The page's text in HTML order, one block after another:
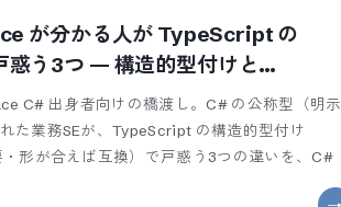
が分かる人が TypeScript の
う3つ — 構造的型付けと
要の世界
C# 出身者向けの橋渡し。C# の公称型（明示
た業務SEが、TypeScript の構造的型付け
・形が合えば互換）で戸惑う3つの違いを、C#